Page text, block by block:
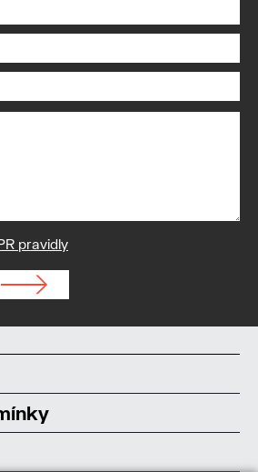
pravidly